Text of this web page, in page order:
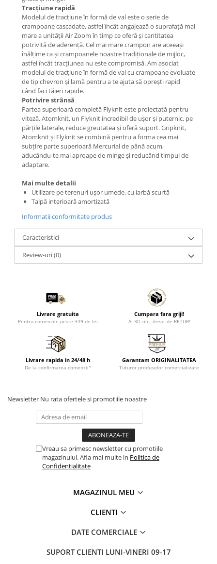
Tracțiune rapidă
Modelul de tracțiune în formă de val este o serie de
crampoane cascadate, astfel încât angajează o suprafață mai
mare a unității Air Zoom în timp ce oferă și cantitatea
potrivită de aderență. Cel mai mare crampon are aceeași
înălțime ca și crampoanele noastre tradiționale de mijloc,
astfel încât tracțiunea nu este compromisă. Am asociat
modelul de tracțiune în formă de val cu crampoane evoluate
de tip chevron și lamă pentru a te ajuta să oprești rapid
când faci tăieri rapide.
Potrivire strânsă
Partea superioară completă Flyknit este proiectată pentru
viteză. Atomknit, un Flyknit incredibil de ușor și puternic, pe
părțile laterale, reduce greutatea și oferă suport. Gripknit,
Atomknit și Flyknit se combină pentru a forma cea mai
subțire parte superioară Mercurial de până acum,
aducându-te mai aproape de minge și reducând timpul de
adaptare.
Mai multe detalii
Utilizare pe terenuri ușor umede, cu iarbă scurtă
Talpă interioară amortizată
Informatii conformitate produs
Caracteristici
Review-uri(0)
Livrare gratuita
Pentru comenzile peste 349 de lei
Cumpara fara griji!
Ai 30 zile, drept de RETUR!
Livrare rapida in 24/48 h
De la confirmarea comenzii*
Garantam ORIGINALITATEA
Tuturor produselor comercializate
Newsletter Nu rata ofertele si promotiile noastre
Vreau sa primesc newsletter cu promotiile
magazinului. Afla mai multe in Politica de
Confidentialitate
MAGAZINUL MEU
CLIENTI
DATE COMERCIALE
SUPORT CLIENTI LUNI-VINERI 09-17